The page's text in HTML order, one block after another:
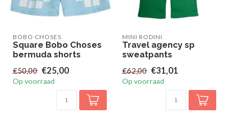
BOBO CHOSES
Square Bobo Choses
bermuda shorts
€50,00 €25,00
Op voorraad
MINI RODINI
Travel agency sp
sweatpants
€62,00 €31,01
Op voorraad